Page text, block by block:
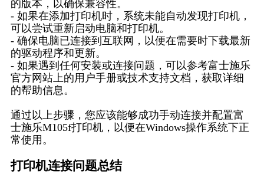
的版本，以确保兼容性。
- 如果在添加打印机时，系统未能自动发现打印机，
可以尝试重新启动电脑和打印机。
- 确保电脑已连接到互联网，以便在需要时下载最新
的驱动程序和更新。
- 如果遇到任何安装或连接问题，可以参考富士施乐
官方网站上的用户手册或技术支持文档，获取详细
的帮助信息。
通过以上步骤，您应该能够成功手动连接并配置富
士施乐M105f打印机，以便在Windows操作系统下正
常使用。
打印机连接问题总结